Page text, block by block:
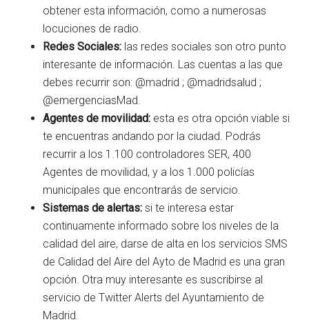
obtener esta información, como a numerosas
locuciones de radio.
Redes Sociales: las redes sociales son otro punto
interesante de información. Las cuentas a las que
debes recurrir son: @madrid ; @madridsalud ;
@emergenciasMad.
Agentes de movilidad: esta es otra opción viable si
te encuentras andando por la ciudad. Podrás
recurrir a los 1.100 controladores SER, 400
Agentes de movilidad, y a los 1.000 policías
municipales que encontrarás de servicio.
Sistemas de alertas:si te interesa estar
continuamente informado sobre los niveles de la
calidad del aire, darse de alta en los servicios SMS
de Calidad del Aire del Ayto de Madrid es una gran
opción. Otra muy interesante es suscribirse al
servicio de Twitter Alerts del Ayuntamiento de
Madrid.